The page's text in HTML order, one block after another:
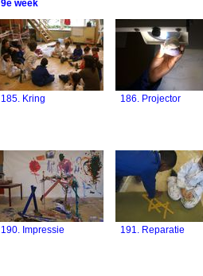
9e week
185. Kring 186. Projector
190. Impressie 191. Reparatie